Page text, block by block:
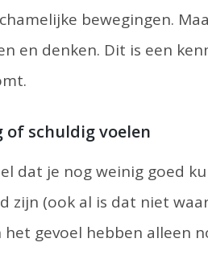
bewegingen.
en denken. Dit is een
schuldig voelen
dat je nog weinig goed
zijn (ook al is dat niet
het gevoel hebben alleen